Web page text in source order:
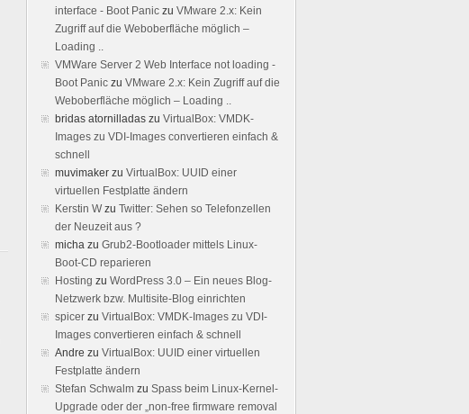
interface - Boot Panic zu VMware 2.x: Kein
Zugriff auf die Weboberfläche möglich –
Loading ..
VMWare Server 2 Web Interface not loading -
Boot Panic zu VMware 2.x: Kein Zugriff auf die
Weboberfläche möglich – Loading ..
bridas atornilladas zu VirtualBox: VMDK-
Images zu VDI-Images convertieren einfach &
schnell
muvimaker zu VirtualBox: UUID einer
virtuellen Festplatte ändern
Kerstin Wzu Twitter: Sehen so Telefonzellen
der Neuzeit aus ?
micha zu Grub2-Bootloader mittels Linux-
Boot-CD reparieren
Hosting zu WordPress 3.0 – Ein neues Blog-
Netzwerk bzw. Multisite-Blog einrichten
spicer zu VirtualBox: VMDK-Images zu VDI-
Images convertieren einfach & schnell
Andre zu VirtualBox: UUID einer virtuellen
Festplatte ändern
Stefan Schwalm zu Spass beim Linux-Kernel-
Upgrade oder der „non-free firmware removal